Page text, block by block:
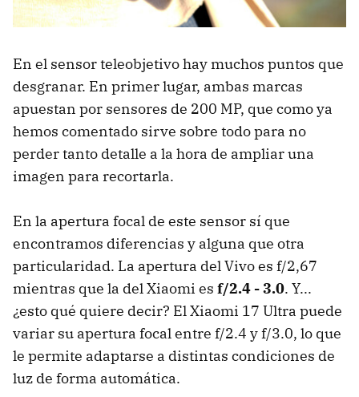
En el sensor teleobjetivo hay muchos puntos que
desgranar. En primer lugar, ambas marcas
apuestan por sensores de 200 MP, que como ya
hemos comentado sirve sobre todo para no
perder tanto detalle a la hora de ampliar una
imagen para recortarla.
En la apertura focal de este sensor sí que
encontramos diferencias y alguna que otra
particularidad. La apertura del Vivo es f/2,67
mientras que la del Xiaomi es f/2.4 - 3.0. Y...
¿esto qué quiere decir? El Xiaomi 17 Ultra puede
variar su apertura focal entre f/2.4 y f/3.0, lo que
le permite adaptarse a distintas condiciones de
luz de forma automática.